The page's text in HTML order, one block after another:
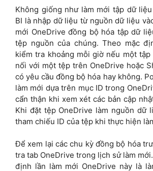
Không giống như làm mới tập dữ
BI là nhập dữ liệu từ nguồn dữ liệu
mới OneDrive đồng bộ hóa tập dữ
tệp nguồn của chúng. Theo mặc
kiểm tra khoảng mỗi giờ nếu một
nối với một tệp trên OneDrive hoặc
có yêu cầu đồng bộ hóa hay không.
làm mới dựa trên mục ID trong
cẩn thận khi xem xét các bản cập
Khi đặt tệp OneDrive làm nguồn dữ
tham chiếu ID của tệp khi thực hiện
Để xem lại các chu kỳ đồng bộ hóa
tra tab OneDrive trong lịch sử làm
định lần làm mới OneDrive này là